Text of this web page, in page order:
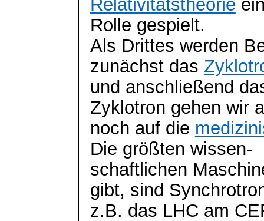
Relativitätstheorie
Rolle gespielt.
Als Drittes werden
zunächst das
und anschließend
Zyklotron gehen wir
noch auf die
Die größten wissen-
schaftlichen
gibt, sind
z.B. das LHC am